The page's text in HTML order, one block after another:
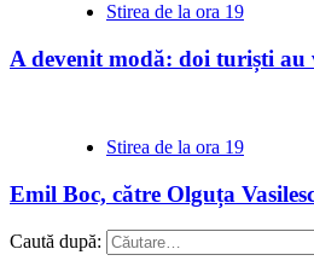
Stirea de la ora 19
A devenit modă: doi turiști au
Stirea de la ora 19
Emil Boc, către Olguța
Caută după: